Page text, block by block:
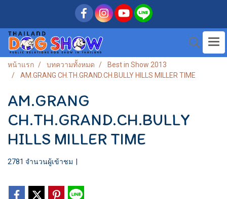
หน้าแรก บทความทั้งหมด
Best in Show 2013
AM.GRANG CH.TH.GRAND.CH.BULLY HILLS MILLER TIME
AM.GRANG
CH.TH.GRAND.CH.BULLY
HILLS MILLER TIME
2781 จำนวนผู้เข้าชม